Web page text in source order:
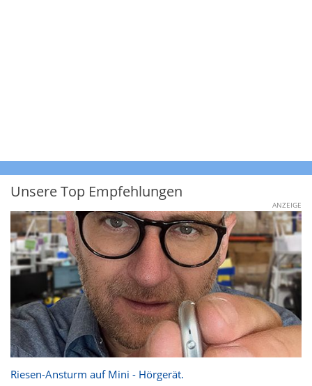
Unsere Top Empfehlungen
ANZEIGE
Riesen-Ansturm auf Mini - Hörgerät.